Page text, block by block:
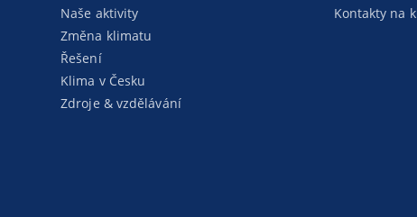
Naše aktivity
Změna klimatu
Řešení
Klima v Česku
Zdroje & vzdělávání
Kontakty na